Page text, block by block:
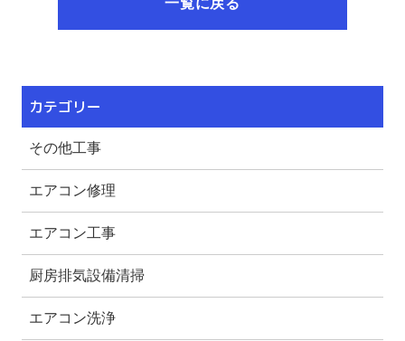
カテゴリー
その他工事
エアコン修理
エアコン工事
厨房排気設備清掃
エアコン洗浄